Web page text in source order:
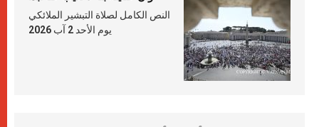
النص الكامل لصلاة التبشير الملائكي
يوم الأحد 2 آب 2026